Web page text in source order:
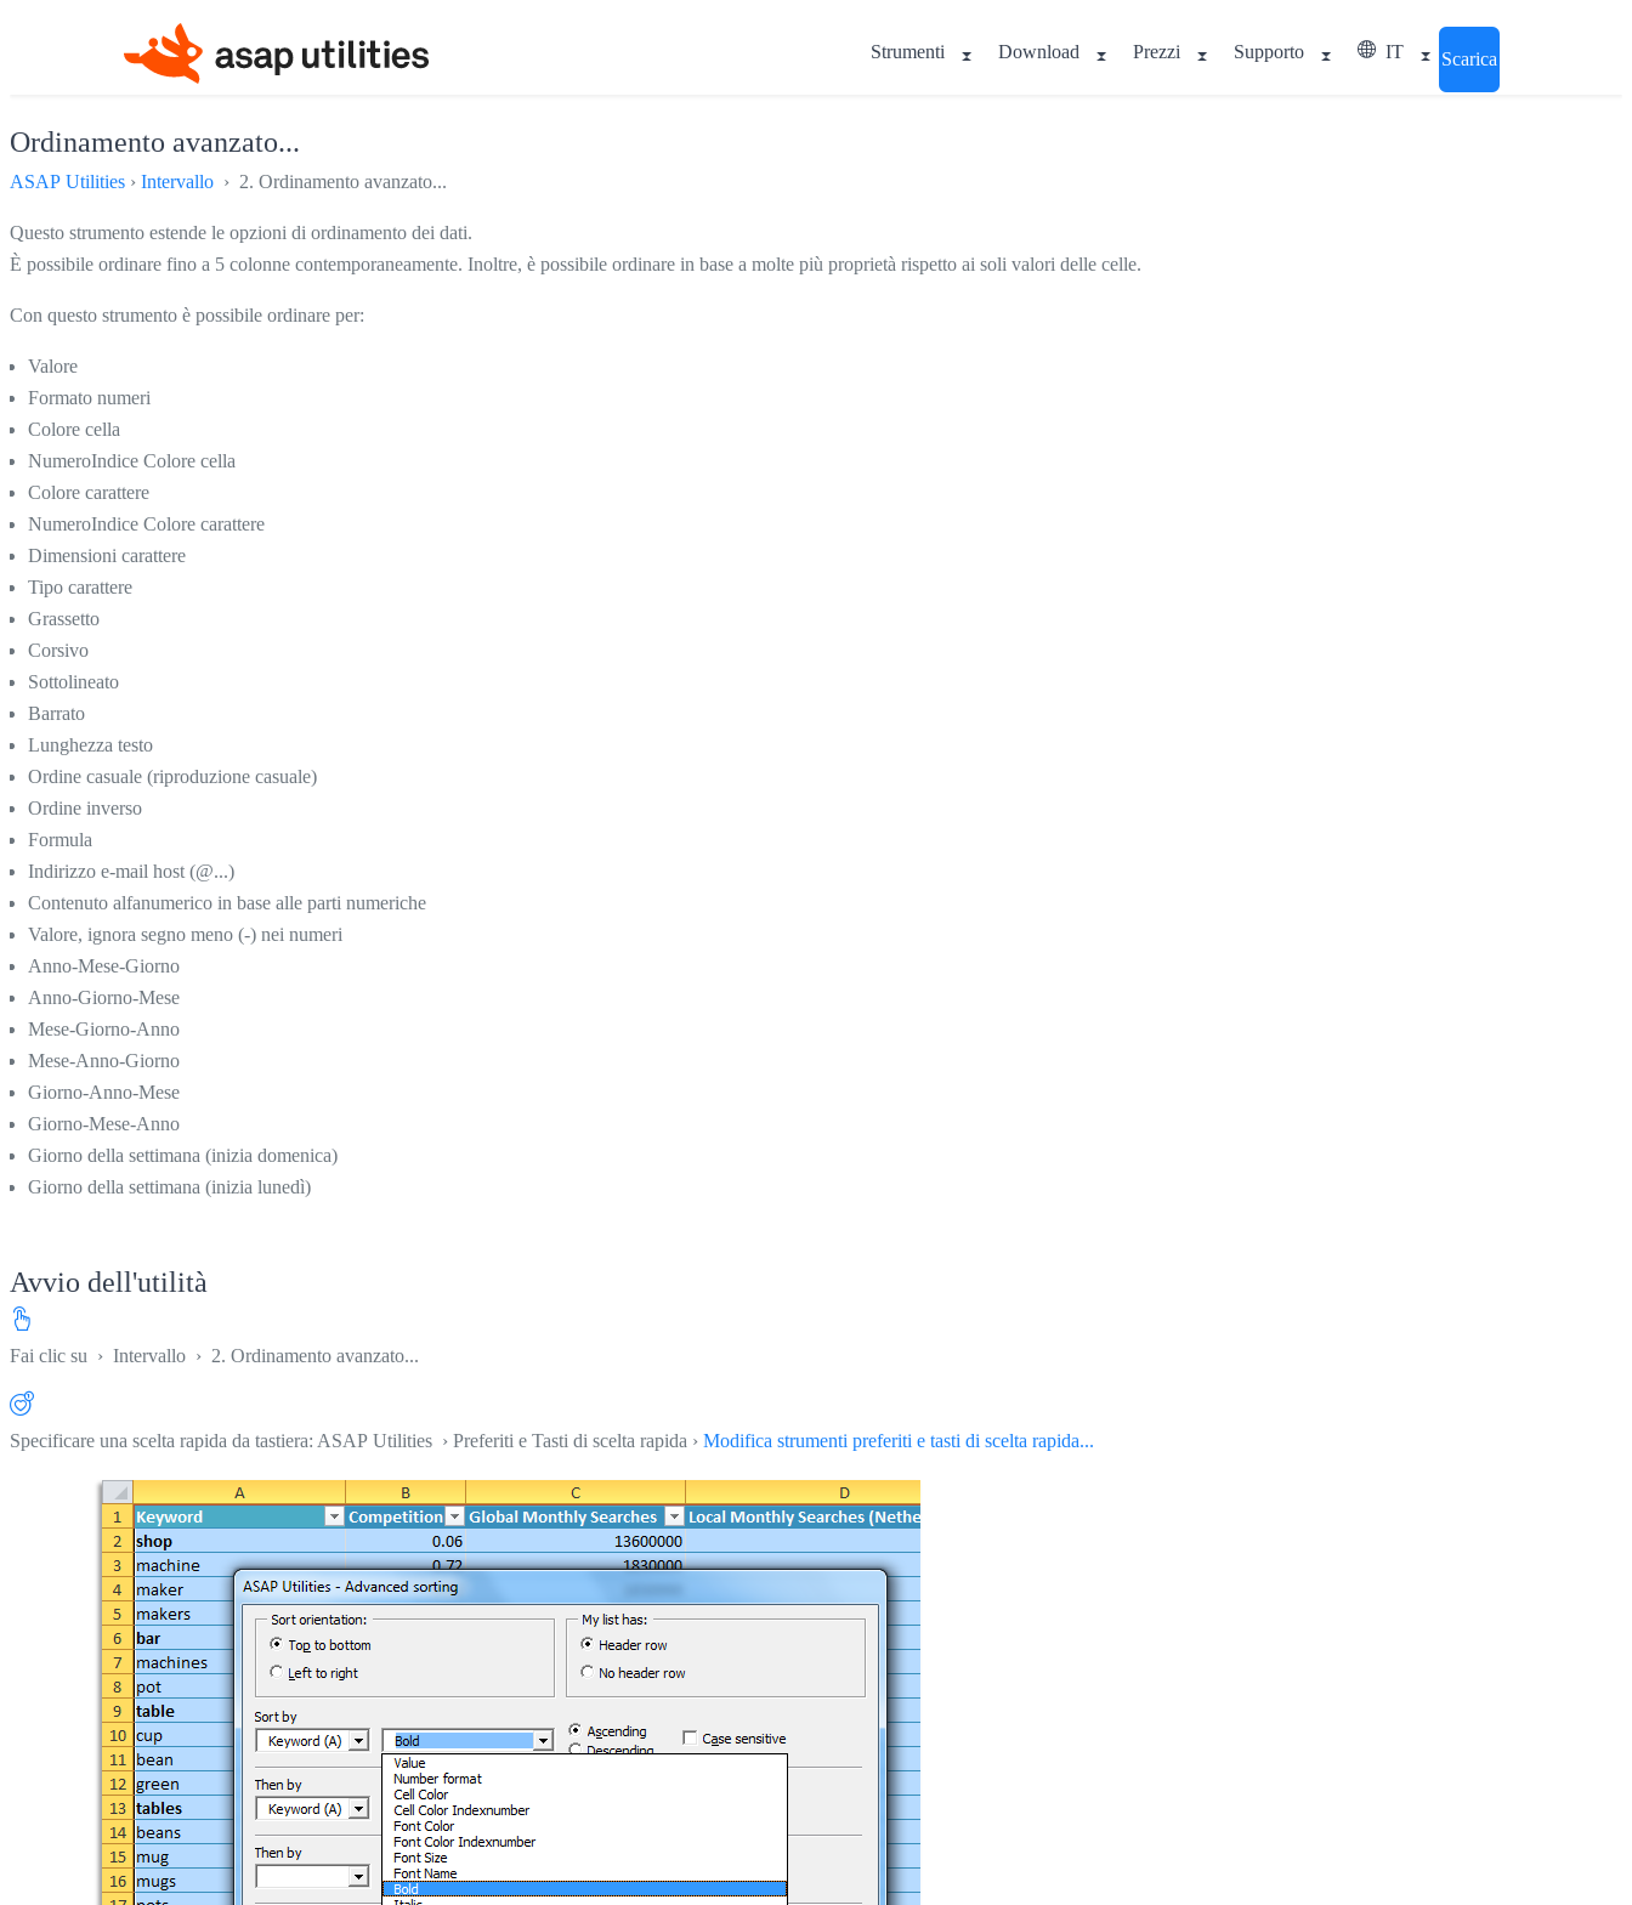
Strumenti Download Prezzi Supporto IT Scarica
Ordinamento avanzato...
ASAP Utilities › Intervallo › 2. Ordinamento avanzato...
Questo strumento estende le opzioni di ordinamento dei dati.
È possibile ordinare fino a 5 colonne contemporaneamente. Inoltre, è possibile ordinare in base a molte più proprietà rispetto ai soli valori delle celle.
Con questo strumento è possibile ordinare per:
Valore
Formato numeri
Colore cella
NumeroIndice Colore cella
Colore carattere
NumeroIndice Colore carattere
Dimensioni carattere
Tipo carattere
Grassetto
Corsivo
Sottolineato
Barrato
Lunghezza testo
Ordine casuale (riproduzione casuale)
Ordine inverso
Formula
Indirizzo e-mail host (@...)
Contenuto alfanumerico in base alle parti numeriche
Valore, ignora segno meno (-) nei numeri
Anno-Mese-Giorno
Anno-Giorno-Mese
Mese-Giorno-Anno
Mese-Anno-Giorno
Giorno-Anno-Mese
Giorno-Mese-Anno
Giorno della settimana (inizia domenica)
Giorno della settimana (inizia lunedì)
Avvio dell'utilità
Fai clic su › Intervallo › 2. Ordinamento avanzato...
Specificare una scelta rapida da tastiera: ASAP Utilities › Preferiti e Tasti di scelta rapida › Modifica strumenti preferiti e tasti di scelta rapida...